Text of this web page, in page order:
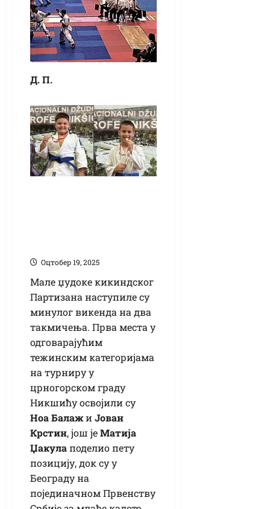
Д. П.
Оцтобер 19, 2025
Мале џудоке кикиндског
Партизана наступиле су
минулог викенда на два
такмичења. Прва места у
одговарајућим
тежинским категоријама
на турниру у
црногорском граду
Никшићу освојили су
Ноа Балажи Јован
Крстин, још јеМатија
Џакулаподелио пету
позицију, док су у
Београду на
појединачном Првенству